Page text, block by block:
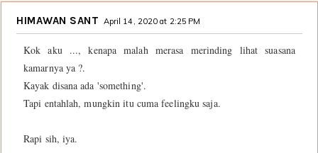
HIMAWAN SANT April 14, 2020 at 2:25 PM
Kok aku ..., kenapa malah merasa merinding lihat suasana
kamarnya ya ?.
Kayak disana ada 'something'.
Tapi entahlah, mungkin itu cuma feelingku saja.
Rapi sih, iya.